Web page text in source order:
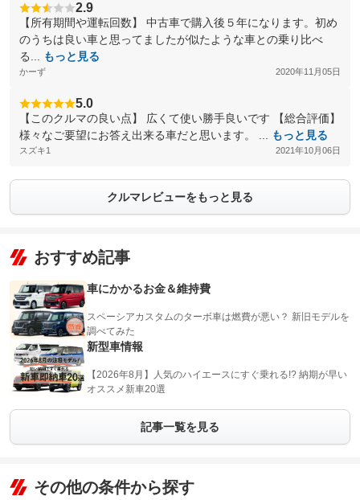
2.9
【所有期間や運転回数】 中古車で購入後５年になります。初め
のうちは良い車と思ってましたが似たような車との乗り比べ
る...
もっと見る
かーず 2020年11月05日
5.0
【このクルマの良い点】 広くて使い勝手良いです 【総合評価】
様々なご要望にお答え出来る車だと思います。 ...
もっと見る
スズキ1 2021年10月06日
クルマレビューをもっと見る
おすすめ記事
車にかかるお金＆維持費
スペーシアカスタムのターボ車は燃費が悪い？ 新旧モデルを
調べてみた
新型車情報
【2026年8月】人気のハイエースにすぐ乗れる!? 納期が早い
オススメ新車20選
記事一覧を見る
その他の条件から探す